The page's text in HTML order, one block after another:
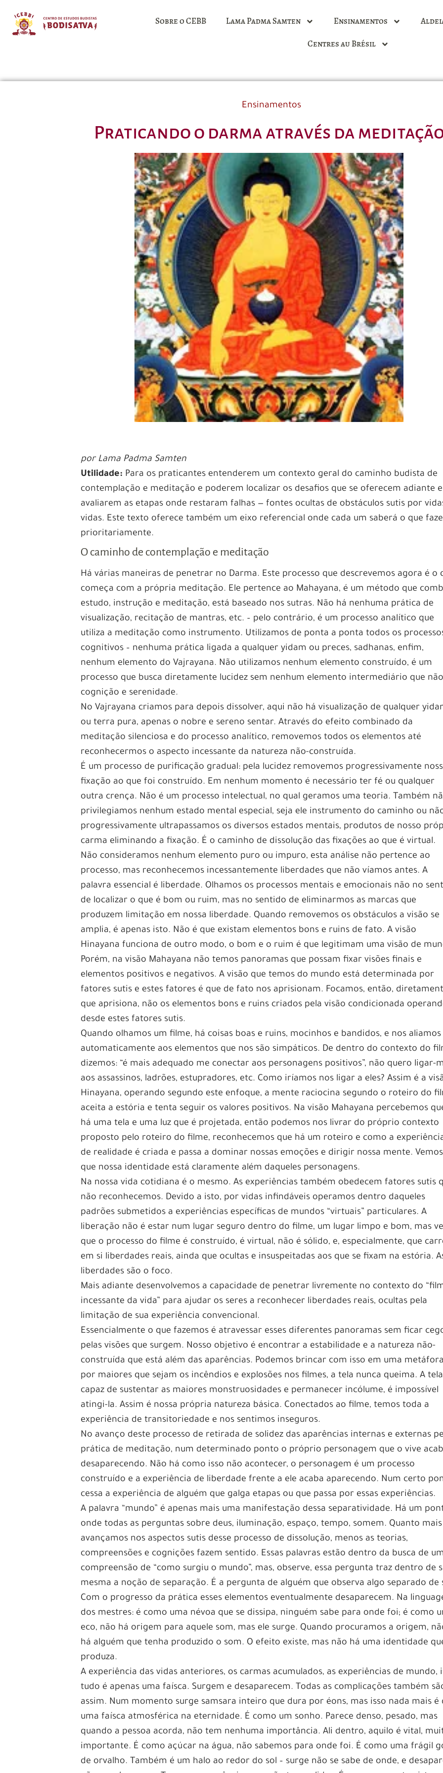
Sobre o CEBB Lama Padma Samten Ensinamentos
Centres au Brésil
Ensinamentos
Praticando o darma através da
por Lama Padma Samten
Utilidade: Para os praticantes entenderem um contexto geral do caminho budista de
contemplação e meditação e poderem localizar os desafios que se oferecem adiante e
avaliarem as etapas onde restaram falhas — fontes ocultas de obstáculos sutis por
vidas. Este texto oferece também um eixo referencial onde cada um saberá o que
prioritariamente.
O caminho de contemplação e meditação
Há várias maneiras de penetrar no Darma. Este processo que descrevemos agora é o
começa com a própria meditação. Ele pertence ao Mahayana, é um método que
estudo, instrução e meditação, está baseado nos sutras. Não há nenhuma prática de
visualização, recitação de mantras, etc. – pelo contrário, é um processo analítico que
utiliza a meditação como instrumento. Utilizamos de ponta a ponta todos os
cognitivos – nenhuma prática ligada a qualquer yidam ou preces, sadhanas, enfim,
nenhum elemento do Vajrayana. Não utilizamos nenhum elemento construído, é um
processo que busca diretamente lucidez sem nenhum elemento intermediário que
cognição e serenidade.
No Vajrayana criamos para depois dissolver, aqui não há visualização de qualquer
ou terra pura, apenas o nobre e sereno sentar. Através do efeito combinado da
meditação silenciosa e do processo analítico, removemos todos os elementos até
reconhecermos o aspecto incessante da natureza não-construída.
É um processo de purificação gradual: pela lucidez removemos progressivamente
fixação ao que foi construído. Em nenhum momento é necessário ter fé ou qualquer
outra crença. Não é um processo intelectual, no qual geramos uma teoria. Também
privilegiamos nenhum estado mental especial, seja ele instrumento do caminho ou
progressivamente ultrapassamos os diversos estados mentais, produtos de nosso
carma eliminando a fixação. É o caminho de dissolução das fixações ao que é virtual.
Não consideramos nenhum elemento puro ou impuro, esta análise não pertence ao
processo, mas reconhecemos incessantemente liberdades que não víamos antes. A
palavra essencial é liberdade. Olhamos os processos mentais e emocionais não no
de localizar o que é bom ou ruim, mas no sentido de eliminarmos as marcas que
produzem limitação em nossa liberdade. Quando removemos os obstáculos a visão se
amplia, é apenas isto. Não é que existam elementos bons e ruins de fato. A visão
Hinayana funciona de outro modo, o bom e o ruim é que legitimam uma visão de
Porém, na visão Mahayana não temos panoramas que possam fixar visões finais e
elementos positivos e negativos. A visão que temos do mundo está determinada por
fatores sutis e estes fatores é que de fato nos aprisionam. Focamos, então,
que aprisiona, não os elementos bons e ruins criados pela visão condicionada
desde estes fatores sutis.
Quando olhamos um filme, há coisas boas e ruins, mocinhos e bandidos, e nos aliamos
automaticamente aos elementos que nos são simpáticos. De dentro do contexto do
dizemos: “é mais adequado me conectar aos personagens positivos”, não quero ligar-
aos assassinos, ladrões, estupradores, etc. Como iríamos nos ligar a eles? Assim é a
Hinayana, operando segundo este enfoque, a mente raciocina segundo o roteiro do
aceita a estória e tenta seguir os valores positivos. Na visão Mahayana percebemos
há uma tela e uma luz que é projetada, então podemos nos livrar do próprio contexto
proposto pelo roteiro do filme, reconhecemos que há um roteiro e como a
de realidade é criada e passa a dominar nossas emoções e dirigir nossa mente. Vemos
que nossa identidade está claramente além daqueles personagens.
Na nossa vida cotidiana é o mesmo. As experiências também obedecem fatores sutis
não reconhecemos. Devido a isto, por vidas infindáveis operamos dentro daqueles
padrões submetidos a experiências específicas de mundos “virtuais” particulares. A
liberação não é estar num lugar seguro dentro do filme, um lugar limpo e bom, mas
que o processo do filme é construído, é virtual, não é sólido, e, especialmente, que
em si liberdades reais, ainda que ocultas e insuspeitadas aos que se fixam na estória.
liberdades são o foco.
Mais adiante desenvolvemos a capacidade de penetrar livremente no contexto do
incessante da vida” para ajudar os seres a reconhecer liberdades reais, ocultas pela
limitação de sua experiência convencional.
Essencialmente o que fazemos é atravessar esses diferentes panoramas sem ficar
pelas visões que surgem. Nosso objetivo é encontrar a estabilidade e a natureza não-
construída que está além das aparências. Podemos brincar com isso em uma
por maiores que sejam os incêndios e explosões nos filmes, a tela nunca queima. A
capaz de sustentar as maiores monstruosidades e permanecer incólume, é impossível
atingi-la. Assim é nossa própria natureza básica. Conectados ao filme, temos toda a
experiência de transitoriedade e nos sentimos inseguros.
No avanço deste processo de retirada de solidez das aparências internas e externas
prática de meditação, num determinado ponto o próprio personagem que o vive
desaparecendo. Não há como isso não acontecer, o personagem é um processo
construído e a experiência de liberdade frente a ele acaba aparecendo. Num certo
cessa a experiência de alguém que galga etapas ou que passa por essas experiências.
A palavra “mundo” é apenas mais uma manifestação dessa separatividade. Há um
onde todas as perguntas sobre deus, iluminação, espaço, tempo, somem. Quanto mais
avançamos nos aspectos sutis desse processo de dissolução, menos as teorias,
compreensões e cognições fazem sentido. Essas palavras estão dentro da busca de
compreensão de “como surgiu o mundo”, mas, observe, essa pergunta traz dentro de
mesma a noção de separação. É a pergunta de alguém que observa algo separado de
Com o progresso da prática esses elementos eventualmente desaparecem. Na
dos mestres: é como uma névoa que se dissipa, ninguém sabe para onde foi; é como
eco, não há origem para aquele som, mas ele surge. Quando procuramos a origem,
há alguém que tenha produzido o som. O efeito existe, mas não há uma identidade
produza.
A experiência das vidas anteriores, os carmas acumulados, as experiências de mundo,
tudo é apenas uma faísca. Surgem e desaparecem. Todas as complicações também
assim. Num momento surge samsara inteiro que dura por éons, mas isso nada mais é
uma faísca atmosférica na eternidade. É como um sonho. Parece denso, pesado, mas
quando a pessoa acorda, não tem nenhuma importância. Ali dentro, aquilo é vital,
importante. É como açúcar na água, não sabemos para onde foi. É como uma frágil
de orvalho. Também é um halo ao redor do sol – surge não se sabe de onde, e